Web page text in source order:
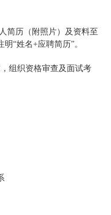
简历（附照片）及资料至
“姓名+应聘简历”。
组织资格审查及面试考